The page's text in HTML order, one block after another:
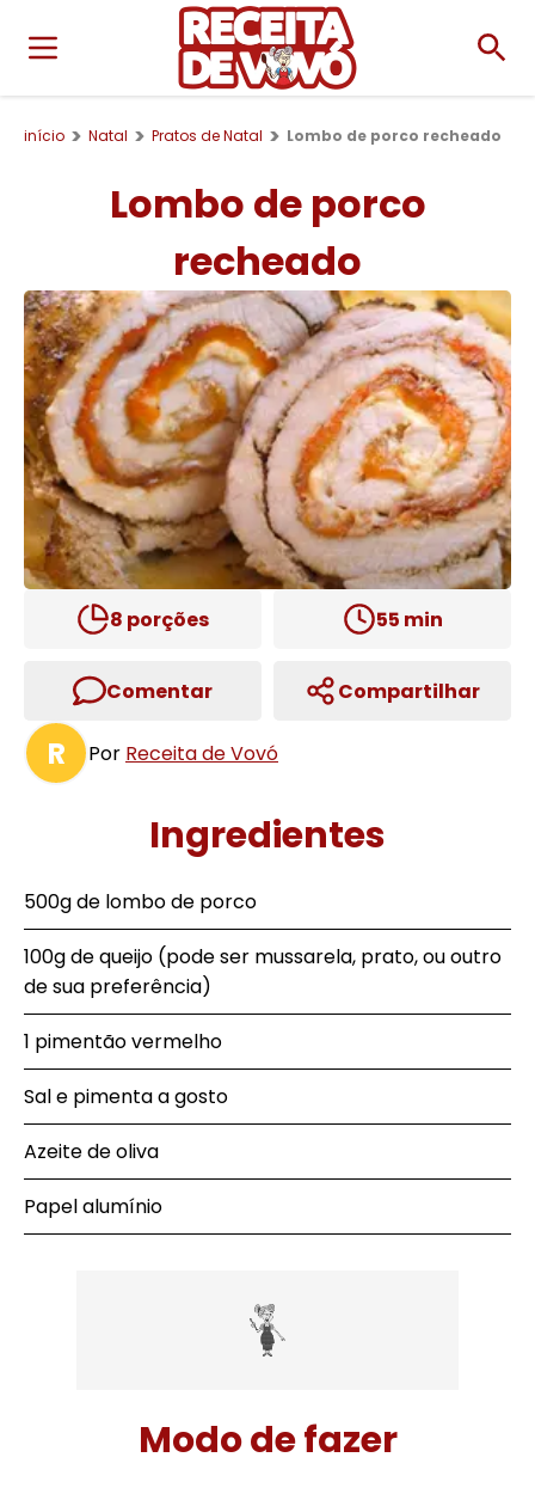
início Natal Pratos de Natal Lombo de porco recheado
Lombo de porco
recheado
8 porções 55 min
Comentar Compartilhar
R Por Receita de Vovó
Ingredientes
500g de lombo de porco
100g de queijo (pode ser mussarela, prato, ou outro
de sua preferência)
1 pimentão vermelho
Sal e pimenta a gosto
Azeite de oliva
Papel alumínio
Modo de fazer